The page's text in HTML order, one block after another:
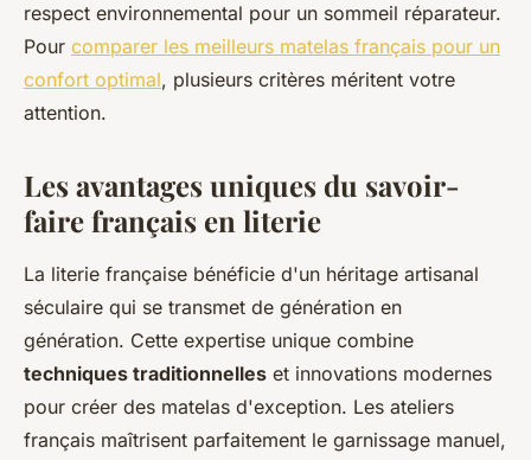
respect environnemental pour un sommeil réparateur.
Pour comparer les meilleurs matelas français pour un
confort optimal, plusieurs critères méritent votre
attention.
Les avantages uniques du savoir-
faire français en literie
La literie française bénéficie d'un héritage artisanal
séculaire qui se transmet de génération en
génération. Cette expertise unique combine
techniques traditionnelles et innovations modernes
pour créer des matelas d'exception. Les ateliers
français maîtrisent parfaitement le garnissage manuel,